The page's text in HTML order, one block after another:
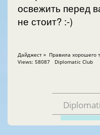
освежить перед
не стоит? :-)
Дайджест » Правила хорошего тона — возвращать вино
Views: 58087 Diplomatic Club